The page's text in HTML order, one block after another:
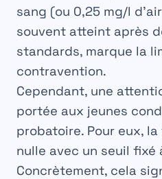
sang (ou 0,25 mg/l
souvent atteint après
standards, marque la
contravention.
Cependant, une
portée aux jeunes
probatoire. Pour eux,
nulle avec un seuil fixé
Concrètement, cela